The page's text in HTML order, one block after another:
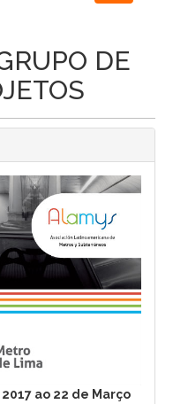
navigation
DE
ao 22 de Março